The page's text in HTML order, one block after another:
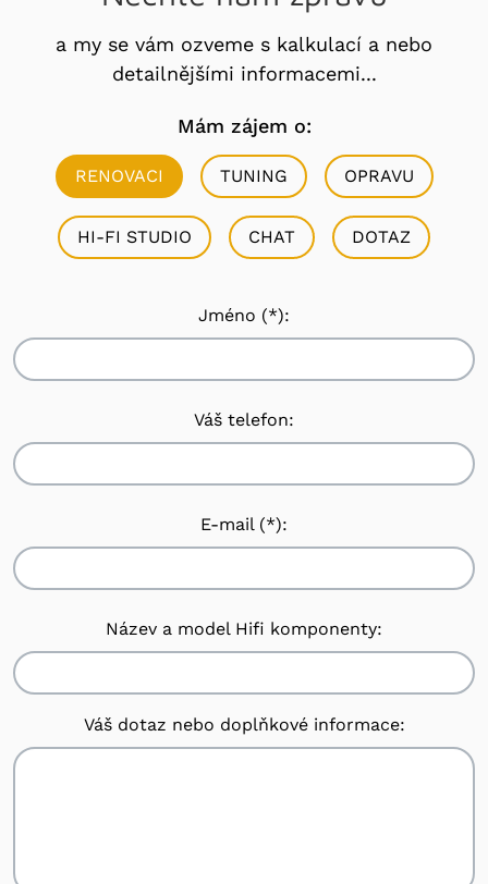
a my se vám ozveme s kalkulací a nebo
detailnějšími informacemi...
Mám zájem o:
RENOVACI TUNING OPRAVU
HI-FI STUDIO CHAT DOTAZ
Jméno (*):
Váš telefon:
E-mail (*):
Název a model Hifi komponenty:
Váš dotaz nebo doplňkové informace: